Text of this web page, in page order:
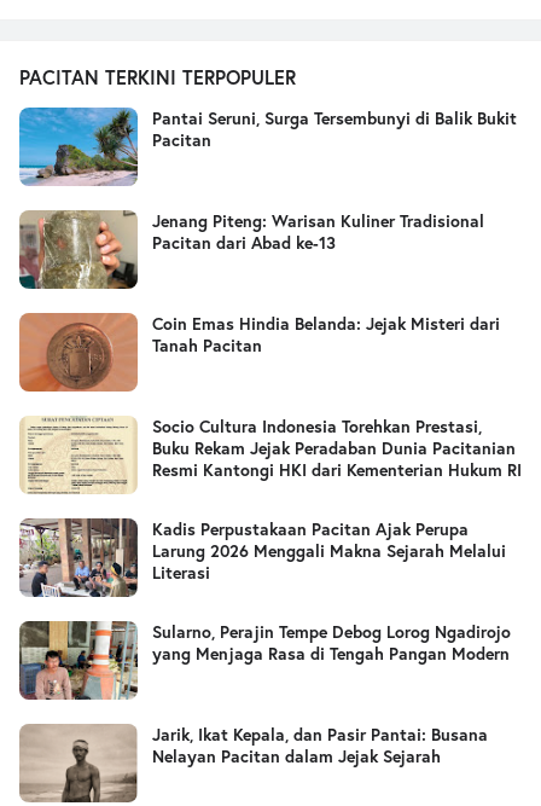
PACITAN TERKINI TERPOPULER
Pantai Seruni, Surga Tersembunyi di Balik Bukit
Pacitan
Jenang Piteng: Warisan Kuliner Tradisional
Pacitan dari Abad ke-13
Coin Emas Hindia Belanda: Jejak Misteri dari
Tanah Pacitan
Socio Cultura Indonesia Torehkan Prestasi,
Buku Rekam Jejak Peradaban Dunia Pacitanian
Resmi Kantongi HKI dari Kementerian Hukum RI
Kadis Perpustakaan Pacitan Ajak Perupa
Larung 2026 Menggali Makna Sejarah Melalui
Literasi
Sularno, Perajin Tempe Debog Lorog Ngadirojo
yang Menjaga Rasa di Tengah Pangan Modern
Jarik, Ikat Kepala, dan Pasir Pantai: Busana
Nelayan Pacitan dalam Jejak Sejarah